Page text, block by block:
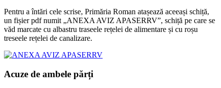
Pentru a întări cele scrise, Primăria Roman atașează aceeași schiță,
un fișier pdf numit „ANEXA AVIZ APASERRV”, schiță pe care se
văd marcate cu albastru traseele rețelei de alimentare și cu roșu
treseele rețelei de canalizare.
Acuze de ambele părți